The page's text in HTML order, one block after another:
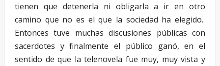
tienen que detenerla ni obligarla a ir en otro
camino que no es el que la sociedad ha elegido.
Entonces tuve muchas discusiones públicas con
sacerdotes y finalmente el público ganó, en el
sentido de que la telenovela fue muy, muy vista y